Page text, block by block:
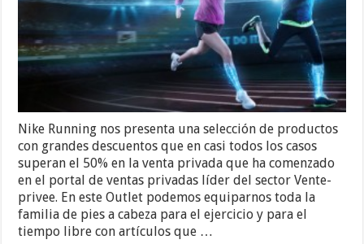
Nike Running nos presenta una selección de productos
con grandes descuentos que en casi todos los casos
superan el 50% en la venta privada que ha comenzado
en el portal de ventas privadas líder del sector Vente-
privee. En este Outlet podemos equiparnos toda la
familia de pies a cabeza para el ejercicio y para el
tiempo libre con artículos que …